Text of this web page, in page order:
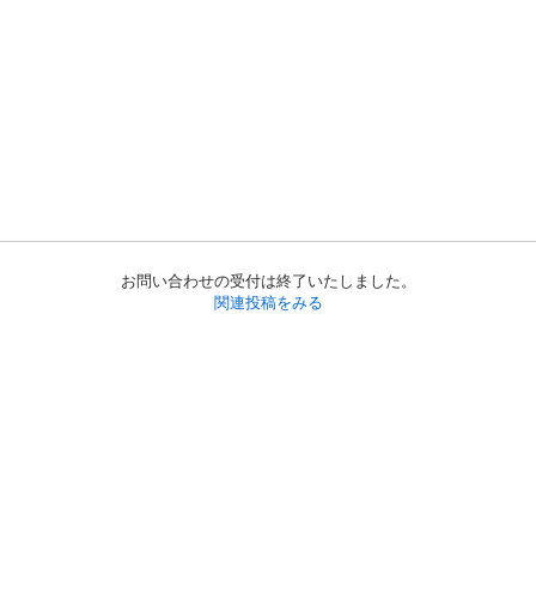
お問い合わせの受付は終了いたしました。
関連投稿をみる